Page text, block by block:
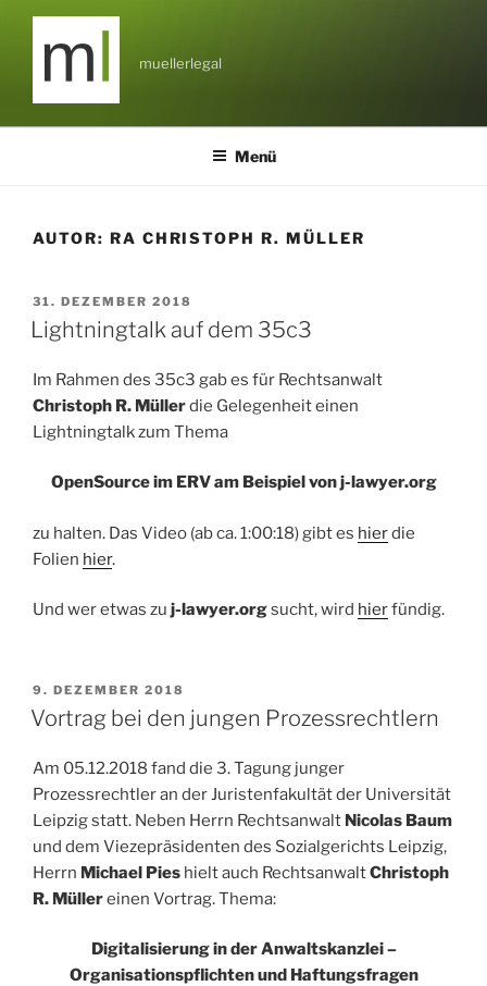
Zum
springen
muellerlegal
Menü
AUTOR: RA CHRISTOPH R. MÜLLER
VERÖFFENTLICHT
AM
31. DEZEMBER 2018
Lightningtalk auf dem 35c3
Im Rahmen des 35c3 gab es für Rechtsanwalt
Christoph R. Müllerdie Gelegenheit einen
Lightningtalk zum Thema
OpenSource im ERV am Beispiel von j-lawyer.org
zu halten. Das Video (ab ca. 1:00:18) gibt es hierdie
Folien hier.
Und wer etwas zu j-lawyer.orgsucht, wird hierfündig.
VERÖFFENTLICHT
AM
9. DEZEMBER 2018
Vortrag bei den jungen Prozessrechtlern
Am 05.12.2018 fand die 3. Tagung junger
Prozessrechtler an der Juristenfakultät der Universität
Leipzig statt. Neben Herrn Rechtsanwalt Nicolas Baum
und dem Viezepräsidenten des Sozialgerichts Leipzig,
Herrn Michael Pies hielt auch RechtsanwaltChristoph
R. Müllereinen Vortrag. Thema:
Digitalisierung in der Anwaltskanzlei –
Organisationspflichten und Haftungsfragen